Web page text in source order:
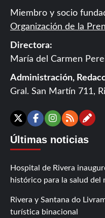
Miembro y socio
Organización de la
Directora:
María del Carmen
Administración,
Gral. San Martín 711,
X Facebook
RSS
Últimas noticias
Hospital de Rivera
histórico para la salud del
Rivera y Santana do
turística binacional